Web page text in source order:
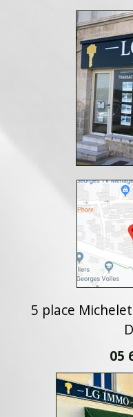
5 place Michelet
05